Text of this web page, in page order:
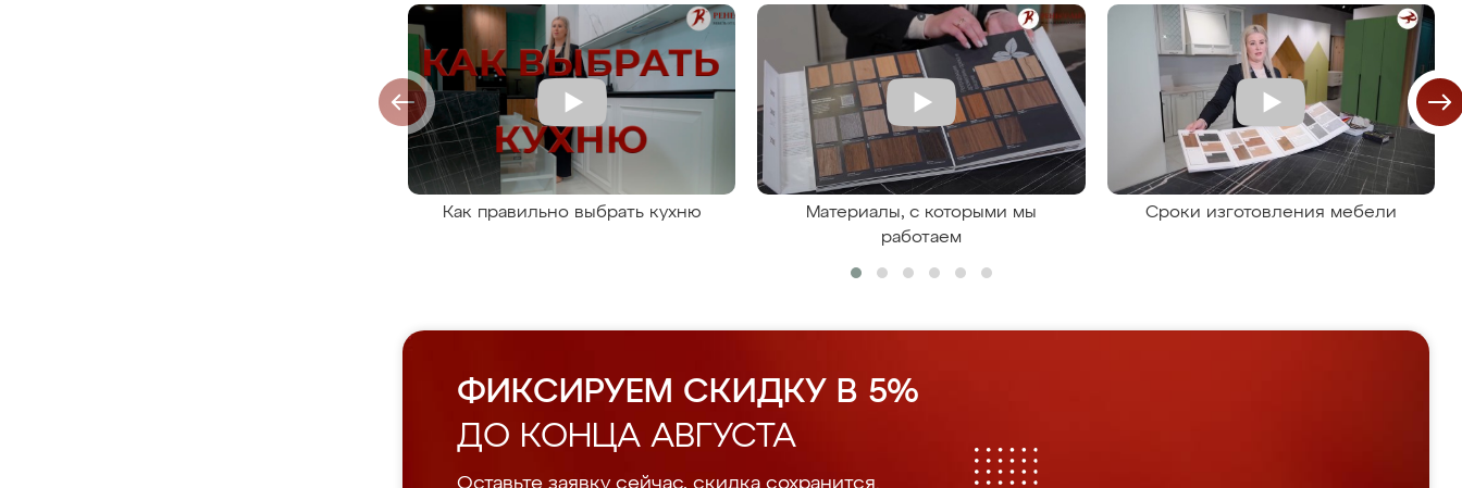
Как правильно выбрать кухню
Материалы, с которыми мы
работаем
Сроки изготовления мебели
ФИКСИРУЕМ СКИДКУ В 5%
ДО КОНЦА АВГУСТА
Оставьте заявку сейчас, скидка сохранится.